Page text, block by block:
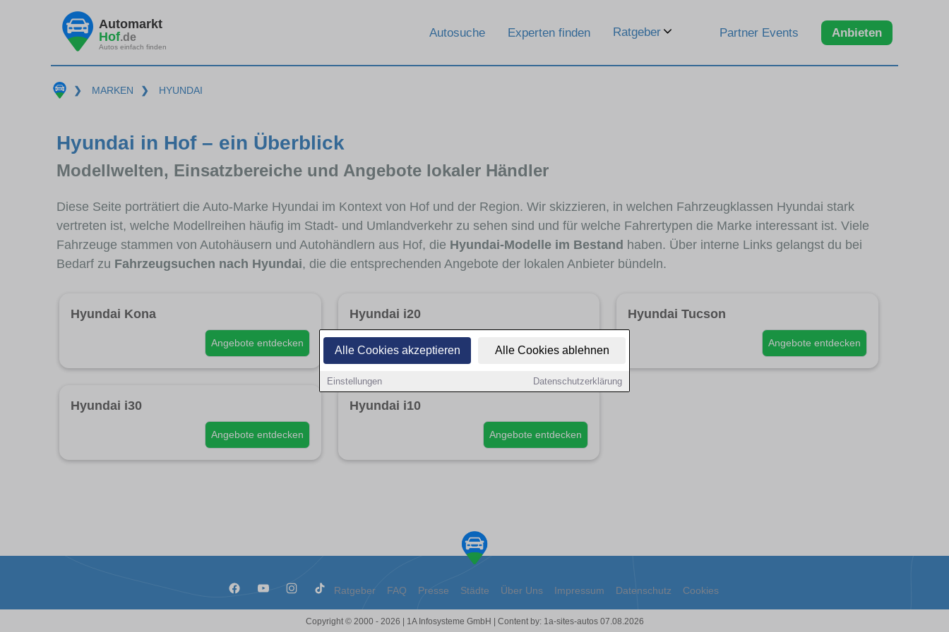
Alle Cookies akzeptieren Alle Cookies ablehnen
Einstellungen Datenschutzerklärung
Automarkt
Hof.de
Autos einfach finden
Autosuche Experten finden Ratgeber Partner Events Anbieten
❯ MARKEN ❯ HYUNDAI
Hyundai in Hof – ein Überblick
Modellwelten, Einsatzbereiche und Angebote lokaler Händler
Diese Seite porträtiert die Auto-Marke Hyundai im Kontext von Hof und der Region. Wir skizzieren, in welchen Fahrzeugklassen Hyundai stark
vertreten ist, welche Modellreihen häufig im Stadt- und Umlandverkehr zu sehen sind und für welche Fahrertypen die Marke interessant ist. Viele
Fahrzeuge stammen von Autohäusern und Autohändlern aus Hof, die Hyundai-Modelle im Bestand haben. Über interne Links gelangst du bei
Bedarf zu Fahrzeugsuchen nach Hyundai, die die entsprechenden Angebote der lokalen Anbieter bündeln.
Hyundai Kona
Angebote entdecken
Hyundai i20 Hyundai Tucson
Angebote entdecken
Hyundai i30
Angebote entdecken
Hyundai i10
Angebote entdecken
Ratgeber FAQ Presse Städte Über Uns Impressum Datenschutz Cookies
Copyright © 2000 - 2026 | 1A Infosysteme GmbH | Content by: 1a-sites-autos 07.08.2026